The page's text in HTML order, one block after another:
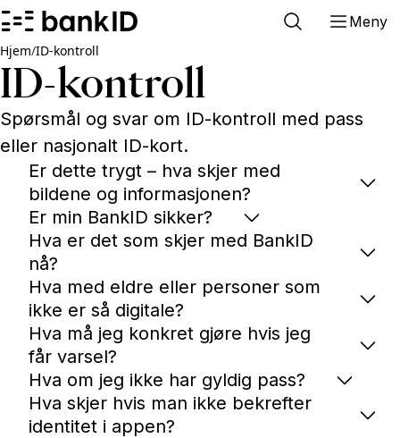
Meny
Hjem/ID-kontroll
ID-kontroll
Spørsmål og svar om ID-kontroll med pass
eller nasjonalt ID-kort.
Er dette trygt – hva skjer med
bildene og informasjonen?
Er min BankID sikker?
Hva er det som skjer med BankID
nå?
Hva med eldre eller personer som
ikke er så digitale?
Hva må jeg konkret gjøre hvis jeg
får varsel?
Hva om jeg ikke har gyldig pass?
Hva skjer hvis man ikke bekrefter
identitet i appen?